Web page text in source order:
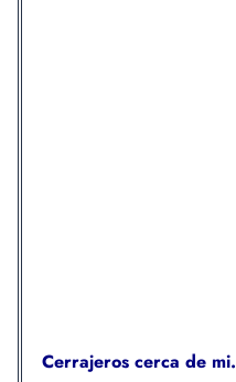
Cerrajeros cerca de mi.